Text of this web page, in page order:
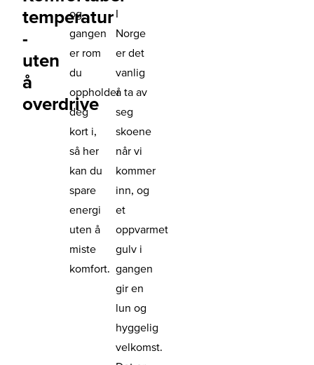
temperatur
-
uten
å
overdrive
og
gangen
er rom
du
oppholder
deg
kort i,
så her
kan du
spare
energi
uten å
miste
komfort.
I
Norge
er det
vanlig
å ta av
seg
skoene
når vi
kommer
inn, og
et
oppvarmet
gulv i
gangen
gir en
lun og
hyggelig
velkomst.